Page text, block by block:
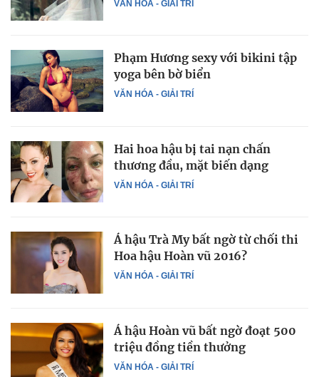
VĂN HÓA - GIẢI TRÍ
VĂN HÓA - GIẢI TRÍ
Phạm Hương sexy với bikini tập
yoga bên bờ biển
VĂN HÓA - GIẢI TRÍ
Hai hoa hậu bị tai nạn chấn
thương đầu, mặt biến dạng
VĂN HÓA - GIẢI TRÍ
Á hậu Trà My bất ngờ từ chối thi
Hoa hậu Hoàn vũ 2016?
VĂN HÓA - GIẢI TRÍ
Á hậu Hoàn vũ bất ngờ đoạt 500
triệu đồng tiền thưởng